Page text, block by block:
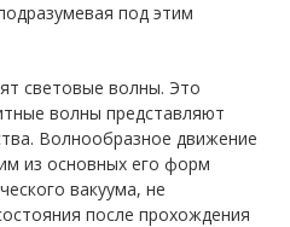
под этим
световые волны. Это
волны представляют
Волнообразное движение
из основных его форм
вакуума, не
после прохождения